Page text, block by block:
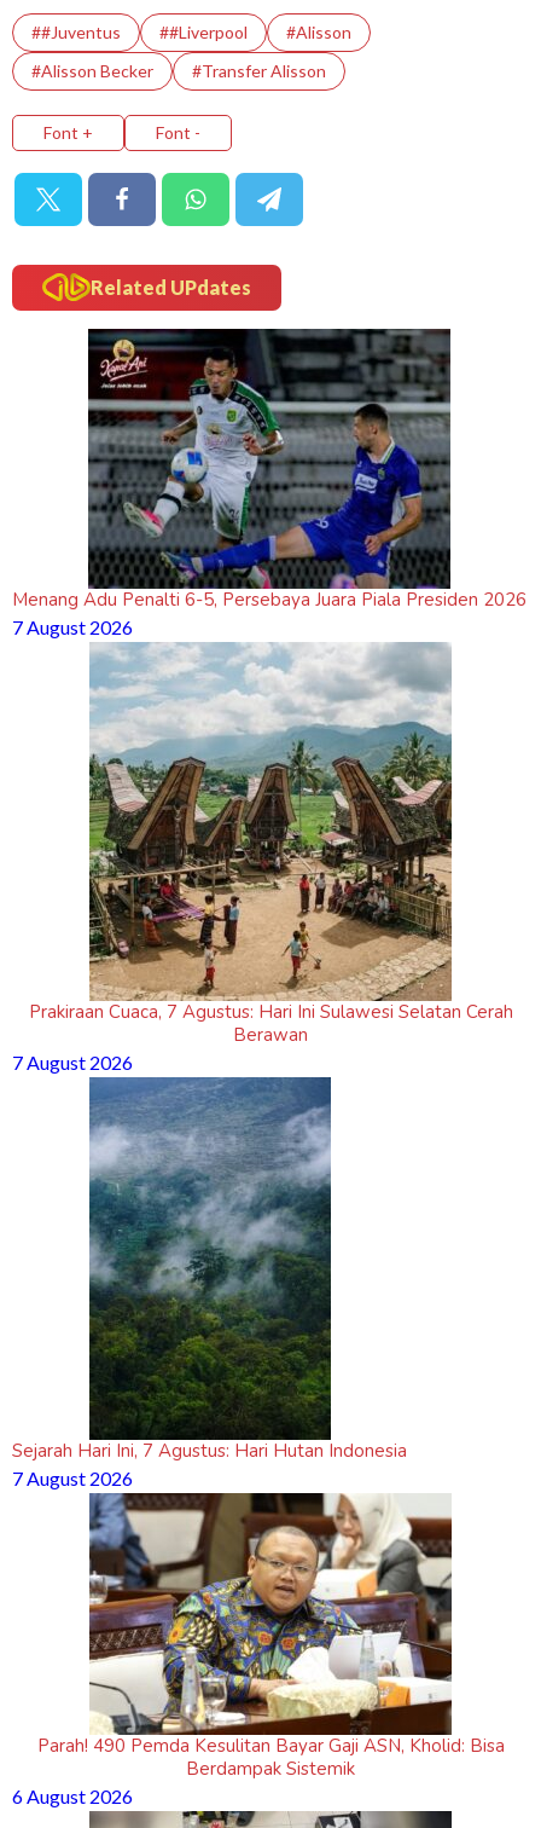
##Juventus ##Liverpool
#Alisson
#Alisson Becker
#Transfer Alisson
Font + Font -
Related UPdates
Menang Adu Penalti 6-5, Persebaya Juara Piala Presiden 2026
7 August 2026
Prakiraan Cuaca, 7 Agustus: Hari Ini Sulawesi Selatan Cerah
Berawan
7 August 2026
Sejarah Hari Ini, 7 Agustus: Hari Hutan Indonesia
7 August 2026
Parah! 490 Pemda Kesulitan Bayar Gaji ASN, Kholid: Bisa
Berdampak Sistemik
6 August 2026